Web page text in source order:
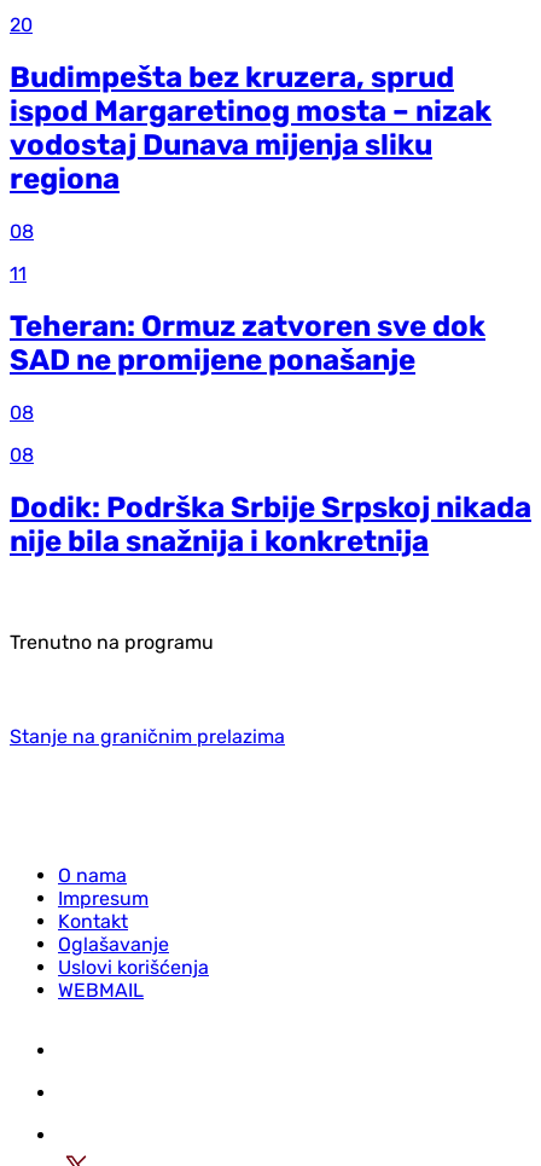
20
Budimpešta bez kruzera, sprud
ispod Margaretinog mosta – nizak
vodostaj Dunava mijenja sliku
regiona
08
11
Teheran: Ormuz zatvoren sve dok
SAD ne promijene ponašanje
08
08
Dodik: Podrška Srbije Srpskoj nikada
nije bila snažnija i konkretnija
Trenutno na programu
Stanje na graničnim prelazima
O nama
Impresum
Kontakt
Oglašavanje
Uslovi korišćenja
WEBMAIL